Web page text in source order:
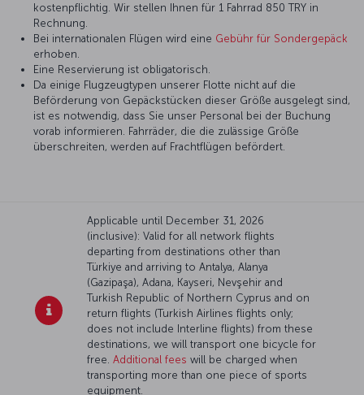
kostenpflichtig. Wir stellen Ihnen für 1 Fahrrad 850 TRY in
Rechnung.
Bei internationalen Flügen wird eine Gebühr für Sondergepäck
erhoben.
Eine Reservierung ist obligatorisch.
Da einige Flugzeugtypen unserer Flotte nicht auf die
Beförderung von Gepäckstücken dieser Größe ausgelegt sind,
ist es notwendig, dass Sie unser Personal bei der Buchung
vorab informieren. Fahrräder, die die zulässige Größe
überschreiten, werden auf Frachtflügen befördert.
Applicable until December 31, 2026
(inclusive): Valid for all network flights
departing from destinations other than
Türkiye and arriving to Antalya, Alanya
(Gazipaşa), Adana, Kayseri, Nevşehir and
Turkish Republic of Northern Cyprus and on
return flights (Turkish Airlines flights only;
does not include Interline flights) from these
destinations, we will transport one bicycle for
free. Additional fees will be charged when
transporting more than one piece of sports
equipment.